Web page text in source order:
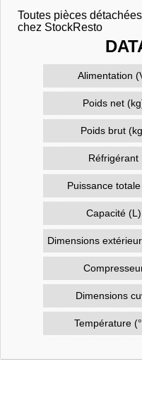
Toutes pièces
chez StockResto
Alimentation
Poids net
Poids brut
Réfrigérant
Puissance
Capacité (L)
Dimensions
Dimensions
Température